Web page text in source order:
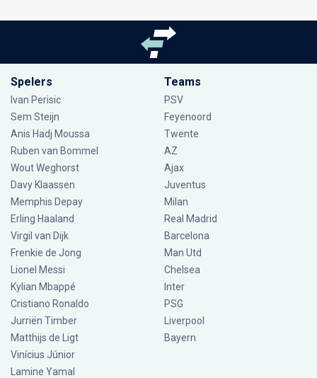
Spelers
Ivan Perisic
Sem Steijn
Anis Hadj Moussa
Ruben van Bommel
Wout Weghorst
Davy Klaassen
Memphis Depay
Erling Haaland
Virgil van Dijk
Frenkie de Jong
Lionel Messi
Kylian Mbappé
Cristiano Ronaldo
Jurriën Timber
Matthijs de Ligt
Vinícius Júnior
Lamine Yamal
Teams
PSV
Feyenoord
Twente
AZ
Ajax
Juventus
Milan
Real Madrid
Barcelona
Man Utd
Chelsea
Inter
PSG
Liverpool
Bayern